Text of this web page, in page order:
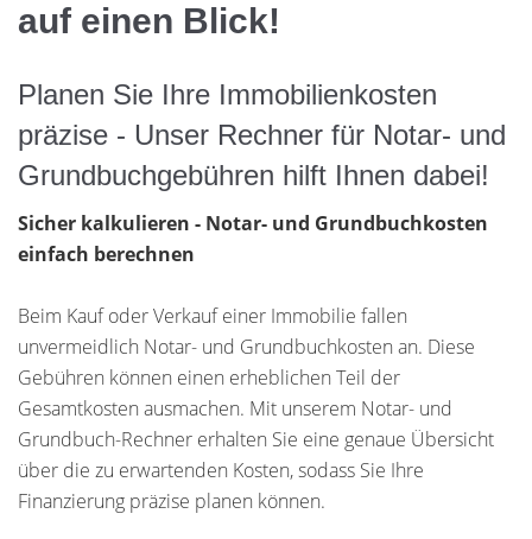
auf einen Blick!
Planen Sie Ihre Immobilienkosten
präzise - Unser Rechner für Notar- und
Grundbuchgebühren hilft Ihnen dabei!
Sicher kalkulieren - Notar- und Grundbuchkosten
einfach berechnen
Beim Kauf oder Verkauf einer Immobilie fallen
unvermeidlich Notar- und Grundbuchkosten an. Diese
Gebühren können einen erheblichen Teil der
Gesamtkosten ausmachen. Mit unserem Notar- und
Grundbuch-Rechner erhalten Sie eine genaue Übersicht
über die zu erwartenden Kosten, sodass Sie Ihre
Finanzierung präzise planen können.